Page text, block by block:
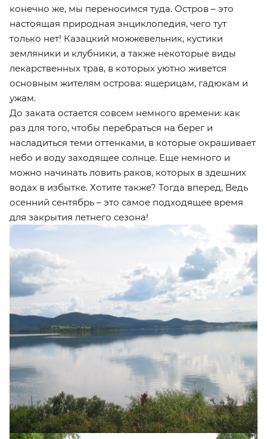
конечно же, мы переносимся туда. Остров – это
настоящая природная энциклопедия, чего тут
только нет! Казацкий можжевельник, кустики
земляники и клубники, а также некоторые виды
лекарственных трав, в которых уютно живется
основным жителям острова: ящерицам, гадюкам и
ужам.
До заката остается совсем немного времени: как
раз для того, чтобы перебраться на берег и
насладиться теми оттенками, в которые окрашивает
небо и воду заходящее солнце. Еще немного и
можно начинать ловить раков, которых в здешних
водах в избытке. Хотите также? Тогда вперед, Ведь
осенний сентябрь – это самое подходящее время
для закрытия летнего сезона!